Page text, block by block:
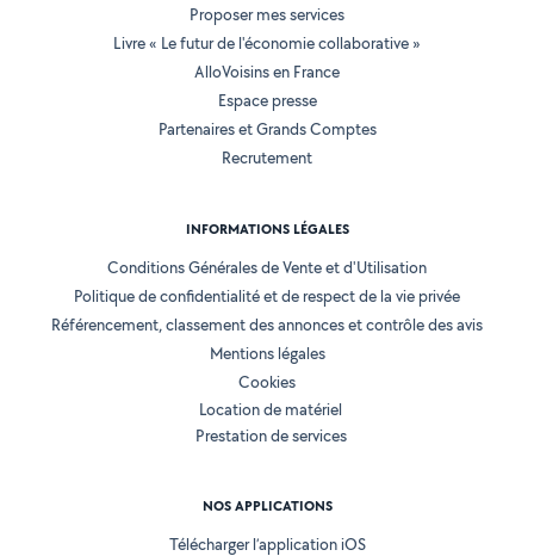
Proposer mes services
Livre « Le futur de l'économie collaborative »
AlloVoisins en France
Espace presse
Partenaires et Grands Comptes
Recrutement
INFORMATIONS LÉGALES
Conditions Générales de Vente et d'Utilisation
Politique de confidentialité et de respect de la vie privée
Référencement, classement des annonces et contrôle des avis
Mentions légales
Cookies
Location de matériel
Prestation de services
NOS APPLICATIONS
Télécharger l’application iOS